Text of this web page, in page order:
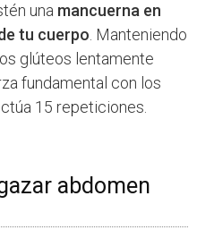
una mancuerna en
tu cuerpo . Manteniendo
glúteos lentamente
fundamental con los
15 repeticiones.
abdomen